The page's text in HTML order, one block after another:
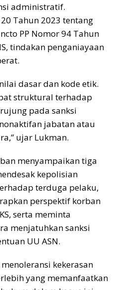
administratif.
Tahun 2023 tentang
PP Nomor 94 Tahun
tindakan penganiayaan
dasar dan kode etik.
struktural terhadap
pada sanksi
jabatan atau
ujar Lukman.
menyampaikan tiga
kepolisian
terduga pelaku,
perspektif korban
serta meminta
menjatuhkan sanksi
UU ASN.
kekerasan
yang memanfaatkan